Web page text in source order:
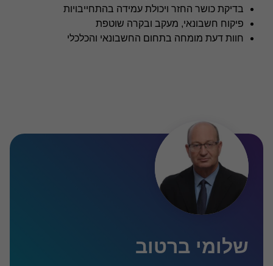
בדיקת כושר החזר ויכולת עמידה בהתחייבויות
פיקוח חשבונאי, מעקב ובקרה שוטפת
חוות דעת מומחה בתחום החשבונאי והכלכלי
שלומי ברטוב